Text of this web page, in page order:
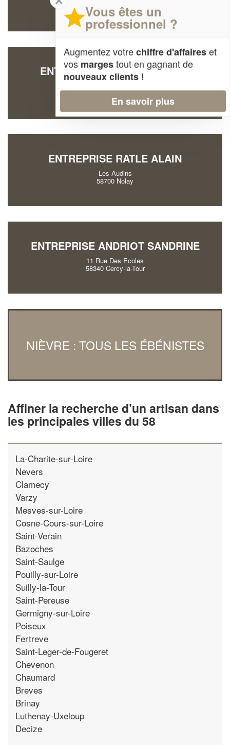
58120 Saint-Hilaire-en-Morvan
ENTREPRISE BARLE LAETITIA
58240 Chantenay-Saint-Imbert
ENTREPRISE RATLE ALAIN
Les Audins
58700 Nolay
ENTREPRISE ANDRIOT SANDRINE
11 Rue Des Ecoles
58340 Cercy-la-Tour
NIÈVRE : TOUS LES ÉBÉNISTES
Affiner la recherche d’un artisan dans
les principales villes du 58
La-Charite-sur-Loire
Nevers
Clamecy
Varzy
Mesves-sur-Loire
Cosne-Cours-sur-Loire
Saint-Verain
Bazoches
Saint-Saulge
Pouilly-sur-Loire
Suilly-la-Tour
Saint-Pereuse
Germigny-sur-Loire
Poiseux
Fertreve
Saint-Leger-de-Fougeret
Chevenon
Chaumard
Breves
Brinay
Luthenay-Uxeloup
Decize
Vous êtes un
professionnel ?
Augmentez votrechiffre d'affaireset
vos margestout en gagnant de
nouveaux clients !
En savoir plus